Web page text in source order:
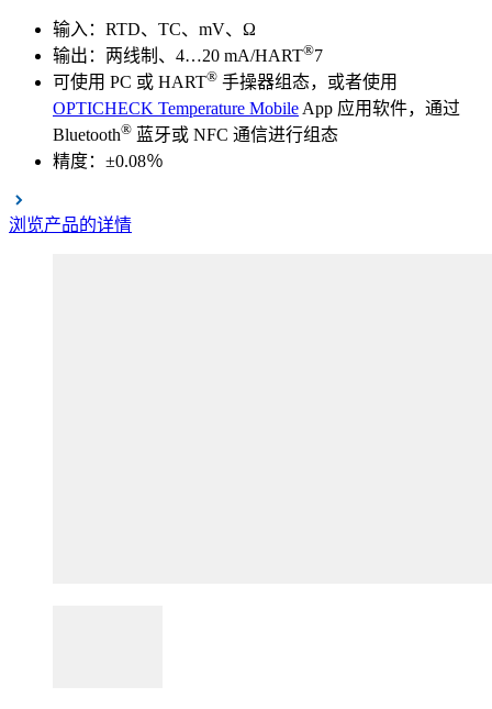
输入：RTD、TC、mV、Ω
输出：两线制、4…20 mA/HART®7
可使用 PC 或 HART® 手操器组态，或者使用
OPTICHECK Temperature MobileApp 应用软件，通过
Bluetooth® 蓝牙或 NFC 通信进行组态
精度：±0.08％
浏览产品的详情